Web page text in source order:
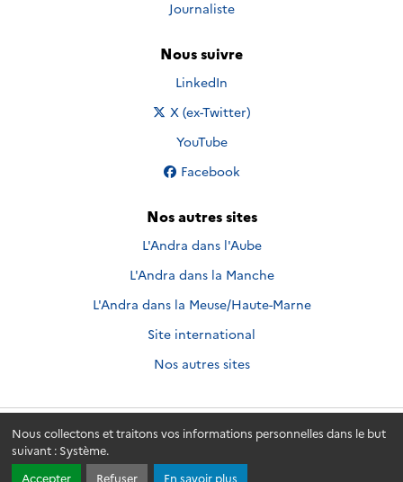
Nous collectons et traitons vos informations personnelles dans le but
suivant : Système.
Accepter
Refuser En savoir plus
Journaliste
Nous suivre
Nous suivre sur
LinkedIn
Nous suivre sur
X (ex-Twitter)
Nous suivre sur
YouTube
Nous suivre sur
Facebook
Nos autres sites
L'Andra dans l'Aube
L'Andra dans la Manche
L'Andra dans la Meuse/Haute-Marne
Site international
Nos autres sites
Andra.fr © 2026 - Andra. Tous droits réservés.